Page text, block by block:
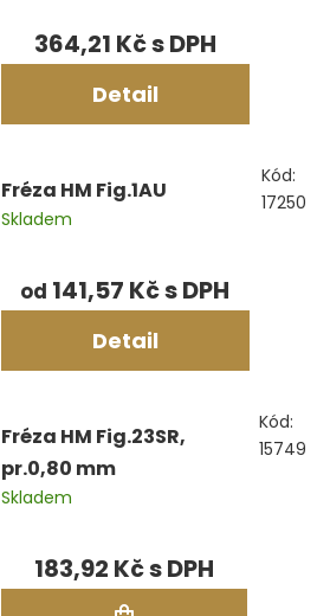
364,21 Kč
Detail
Fréza HM Fig.1AU
Skladem
od 141,57 Kč
Detail
Kód:
17250
Fréza HM Fig.23SR,
pr.0,80 mm
Skladem
183,92 Kč
Kód:
15749